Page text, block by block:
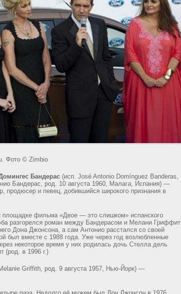
Фото © Zimbio
Бандерас (исп. José Antonio Domínguez Banderas,
Бандерас, род. 10 августа 1960, Малага, Испания) —
продюсер и певец, добившийся широкого признания в
площадке фильма «Двое — это слишком» испанского
разгорелся роман между Бандерасом и Мелани Гриффит
Дона Джонсона, а сам Антонио расстался со своей
был вместе с 1988 года. Уже через год возлюбленные
некоторое время у них родилась дочь Стелла дель
(род. в 1996 г.)
Griffith, род. 9 августа 1957, Нью-Йорк) —